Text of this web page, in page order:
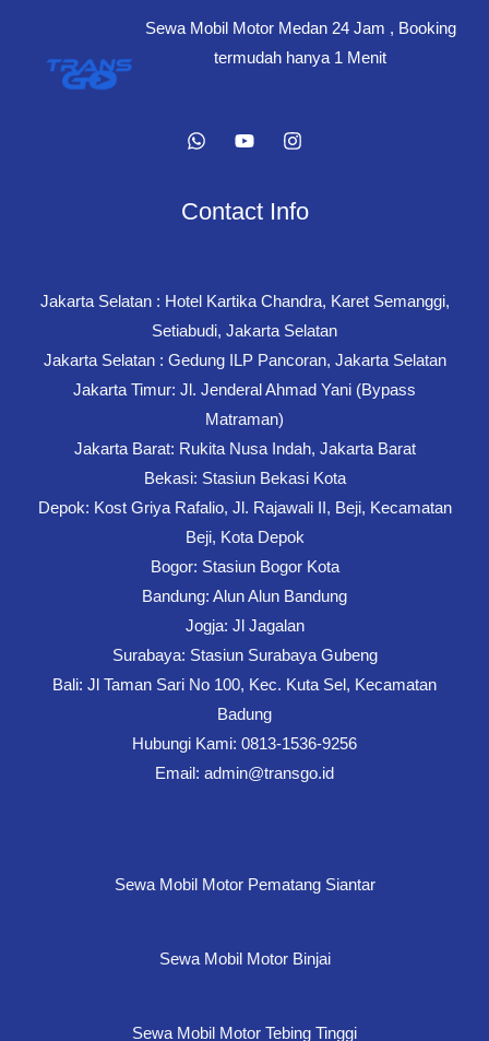
Sewa Mobil Motor Medan 24 Jam , Booking
termudah hanya 1 Menit
Contact Info
Jakarta Selatan : Hotel Kartika Chandra, Karet Semanggi,
Setiabudi, Jakarta Selatan
Jakarta Selatan : Gedung ILP Pancoran, Jakarta Selatan
Jakarta Timur: Jl. Jenderal Ahmad Yani (Bypass
Matraman)
Jakarta Barat: Rukita Nusa Indah, Jakarta Barat
Bekasi: Stasiun Bekasi Kota
Depok: Kost Griya Rafalio, Jl. Rajawali II, Beji, Kecamatan
Beji, Kota Depok
Bogor: Stasiun Bogor Kota
Bandung: Alun Alun Bandung
Jogja: Jl Jagalan
Surabaya: Stasiun Surabaya Gubeng
Bali: Jl Taman Sari No 100, Kec. Kuta Sel, Kecamatan
Badung
Hubungi Kami: 0813-1536-9256
Email: admin@transgo.id
Sewa Mobil Motor Pematang Siantar
Sewa Mobil Motor Binjai
Sewa Mobil Motor Tebing Tinggi